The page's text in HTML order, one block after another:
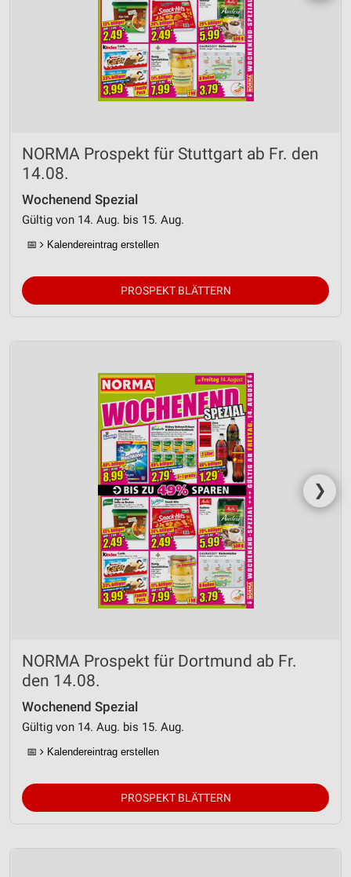
NORMA Prospekt für Stuttgart ab Fr. den
14.08.
Wochenend Spezial
Gültig von 14. Aug. bis 15. Aug.
📅 Kalendereintrag erstellen
PROSPEKT BLÄTTERN
❯
NORMA Prospekt für Dortmund ab Fr.
den 14.08.
Wochenend Spezial
Gültig von 14. Aug. bis 15. Aug.
📅 Kalendereintrag erstellen
PROSPEKT BLÄTTERN